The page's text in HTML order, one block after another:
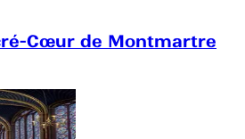
Cœur de Montmartre